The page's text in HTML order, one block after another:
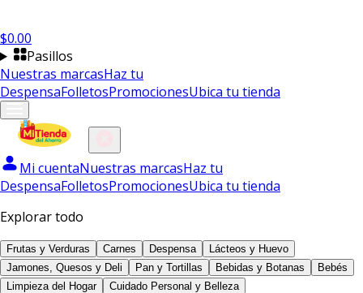
$0.00
Pasillos
Nuestras marcasHaz tu
DespensaFolletosPromocionesUbica tu tienda
Mi cuentaNuestras marcasHaz tu
DespensaFolletosPromocionesUbica tu tienda
Explorar todo
Frutas y Verduras Carnes Despensa
Lácteos y Huevo
Jamones, Quesos y Deli
Pan y Tortillas Bebidas y Botanas
Bebés
Limpieza del Hogar
Cuidado Personal y Belleza